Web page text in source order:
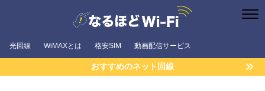
光回線 WiMAXとは 格安SIM 動画配信サービス
おすすめのネット回線